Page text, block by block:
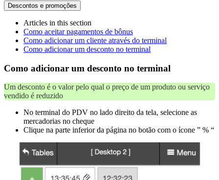
Descontos e promoções
Articles in this section
Como aceitar pagamentos de bônus
Como adicionar um cliente através do terminal
Como adicionar um desconto no terminal
Como adicionar um desconto no terminal
Um desconto é o valor pelo qual o preço de um produto ou serviço
vendido é reduzido
No terminal do PDV no lado direito da tela, selecione as
mercadorias no cheque
Clique na parte inferior da página no botão com o ícone ” % “